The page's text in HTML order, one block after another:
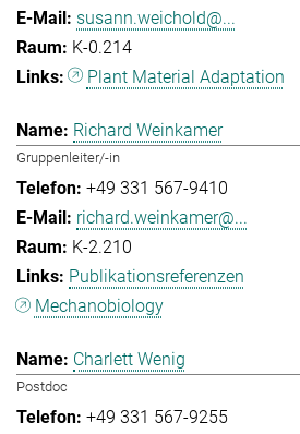
susann.weichold@...
K-0.214
Plant Material Adaptation
Richard Weinkamer
Gruppenleiter/-in
+49 331 567-9410
richard.weinkamer@...
K-2.210
Publikationsreferenzen
Mechanobiology
Charlett Wenig
Postdoc
+49 331 567-9255